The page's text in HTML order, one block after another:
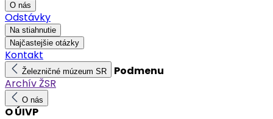
O nás
Odstávky
Na stiahnutie
Najčastejšie otázky
Kontakt
Železničné múzeum SR
Podmenu
Archív ŽSR
O nás
O ÚIVP